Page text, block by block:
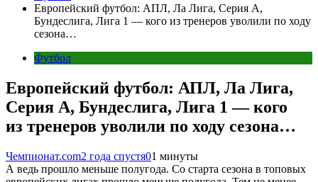
Европейский футбол: АПЛ, Ла Лига, Серия А,
Бундеслига, Лига 1 — кого из тренеров уволили по ходу
сезона…
Футбол
Европейский футбол: АПЛ, Ла Лига,
Серия А, Бундеслига, Лига 1 — кого
из тренеров уволили по ходу сезона…
Чемпионат.com2 года спустя01 минуты
А ведь прошло меньше полугода. Со старта сезона в топовых